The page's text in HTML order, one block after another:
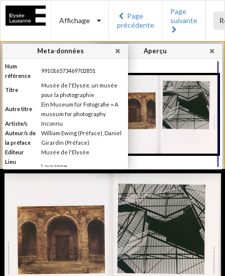
Affichage
Page
précédente
Page
suivante
Aperçu
Meta-données
Num
référence
991016573469702851
Titre
Musée de l'Elysée, un musée
pour la photographie
Autre titre
Ein Museum für Fotografie = A
museum for photography
Artiste/s
Inconnu
Auteur/s de
la préface
William Ewing (Préface), Daniel
Girardin (Préface)
Editeur
Musée de l'Elysée
Lieu
d'édition
Lausanne
Musées, colletions, expositions
Type de
reliure
Broché
Information
images
Couleur, Noir & Blanc
Nombre de
pages
111 pages
Format
28 x 21 cm